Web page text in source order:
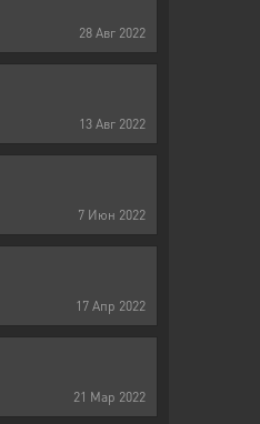
28 Авг 2022
13 Авг 2022
7 Июн 2022
17 Апр 2022
21 Мар 2022